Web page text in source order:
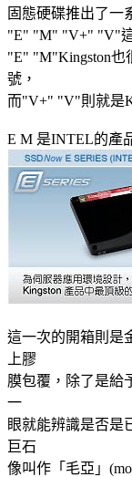
固態硬碟推出了一
"E" "M" "V+" "V"這
"E" "M"Kingston也
號，
而"V+" "V"則就是
E M 是INTEL的產
這一次的開箱則是
上膠
膜包覆，除了是給
一
眼就能辨識是否是
巨石
像叫作「毛亞」